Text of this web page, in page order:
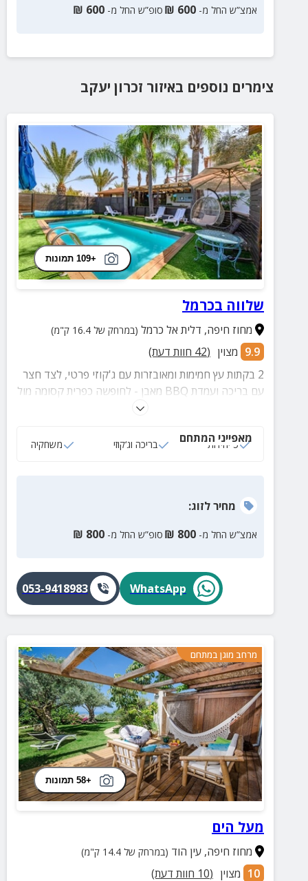
אמצ”ש החל מ- 600
₪ סופ”ש החל מ- 600
₪
צימרים נוספים באיזור זכרון יעקב
+109 תמונות
שלווה בכרמל
מחוז חיפה, דלית אל כרמל (במרחק של 16.4 ק"מ)
9.9 מצוין (
42 חוות דעת)
2 בקתות עץ חמימות ומאובזרות עם ג'קוזי פרטי, לצד חצר
עם בריכה ועמדת BBQ מאבן - לחופשה כפרית קסומה מול
מאפייני המתחם
5 יחידות בריכה וג‘קוזי משחקיה
מחירלזוג:
אמצ”ש החל מ- 800
₪ סופ”ש החל מ- 800
₪
WhatsApp
053-9418983
מרחב מוגן במתחם
+58 תמונות
מעל הים
מחוז חיפה,עין הוד (במרחק של 14.4 ק"מ)
10 מצוין (
10 חוות דעת)